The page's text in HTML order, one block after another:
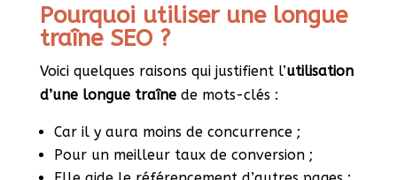
Pourquoi utiliser une longue
traîne SEO ?
Voici quelques raisons qui justifient l’utilisation
d’une longue traînede mots-clés :
Car il y aura moins de concurrence ;
Pour un meilleur taux de conversion ;